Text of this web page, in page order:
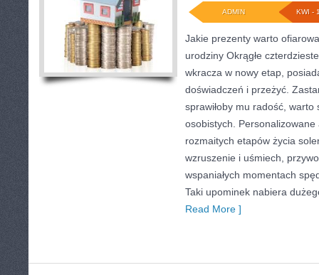
KWI -
ADMIN
Jakie prezenty warto
urodziny Okrągłe
wkracza w nowy etap,
doświadczeń i przeżyć.
sprawiłoby mu radość,
osobistych.
rozmaitych etapów życia
wzruszenie i uśmiech,
wspaniałych momentach
Taki upominek nabiera
Read More ]